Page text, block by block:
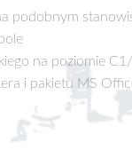
podobnym
na poziomie
i pakietu MS